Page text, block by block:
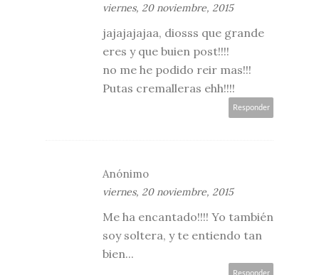
viernes, 20 noviembre, 2015
jajajajajaa, diosss que grande
eres y que buien post!!!!
no me he podido reir mas!!!
Putas cremalleras ehh!!!!
Responder
Anónimo
viernes, 20 noviembre, 2015
Me ha encantado!!!! Yo también
soy soltera, y te entiendo tan
bien...
Responder